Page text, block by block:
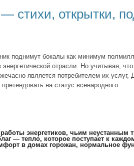
стихи, открытки,
поднимут бокалы как минимум
отрасли. Но учитывая,
является потребителем их услуг,
на статус всенародного.
энергетиков, чьим неустанным
— тепло, которое поступает к
в домах горожан, нормальное